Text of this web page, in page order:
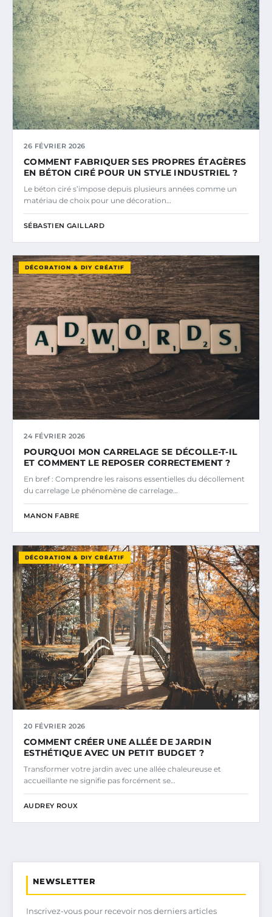
26 FÉVRIER 2026
COMMENT FABRIQUER SES PROPRES ÉTAGÈRES
EN BÉTON CIRÉ POUR UN STYLE INDUSTRIEL ?
Le béton ciré s’impose depuis plusieurs années comme un
matériau de choix pour une décoration…
SÉBASTIEN GAILLARD
DÉCORATION & DIY CRÉATIF
24 FÉVRIER 2026
POURQUOI MON CARRELAGE SE DÉCOLLE-T-IL
ET COMMENT LE REPOSER CORRECTEMENT ?
En bref : Comprendre les raisons essentielles du décollement
du carrelage Le phénomène de carrelage…
MANON FABRE
DÉCORATION & DIY CRÉATIF
20 FÉVRIER 2026
COMMENT CRÉER UNE ALLÉE DE JARDIN
ESTHÉTIQUE AVEC UN PETIT BUDGET ?
Transformer votre jardin avec une allée chaleureuse et
accueillante ne signifie pas forcément se…
AUDREY ROUX
NEWSLETTER
Inscrivez-vous pour recevoir nos derniers articles